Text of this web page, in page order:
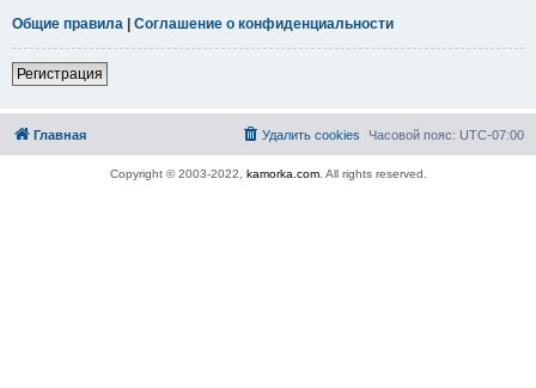
Общие правила | Соглашение о конфиденциальности
Регистрация
Главная Часовой пояс: UTC-07:00
Удалить cookies
Copyright © 2003-2022, kamorka.com. All rights reserved.